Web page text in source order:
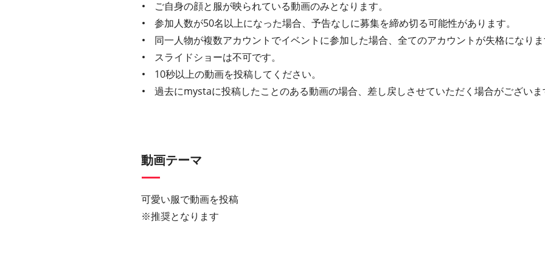
ご自身の顔と服が映られている動画のみとなります。
参加人数が50名以上になった場合、予告なしに募集を締め切る可能性があります。
同一人物が複数アカウントでイベントに参加した場合、全てのアカウントが失格になりま
スライドショーは不可です。
10秒以上の動画を投稿してください。
過去にmystaに投稿したことのある動画の場合、差し戻しさせていただく場合がございま
動画テーマ
可愛い服で動画を投稿
※推奨となります